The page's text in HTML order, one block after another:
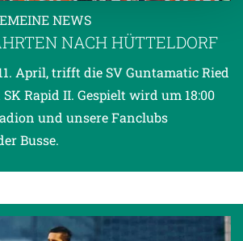
Sie unserer
.
NEWS
NACH HÜTTELDORF
April, trifft die SV Guntamatic Ried
Rapid II. Gespielt wird um 18:00
und unsere Fanclubs
Busse.